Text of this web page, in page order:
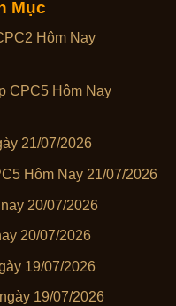
Mục
Hôm Nay
CPC5 Hôm Nay
21/07/2026
Hôm Nay 21/07/2026
20/07/2026
20/07/2026
19/07/2026
19/07/2026